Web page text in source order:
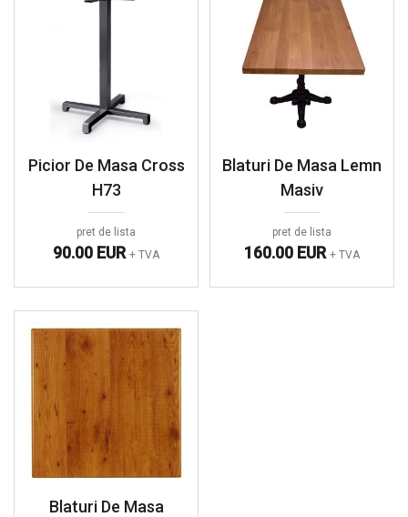
Picior De Masa Cross
H73
pret de lista
90.00 EUR + TVA
Blaturi De Masa Lemn
Masiv
pret de lista
160.00 EUR + TVA
Blaturi De Masa